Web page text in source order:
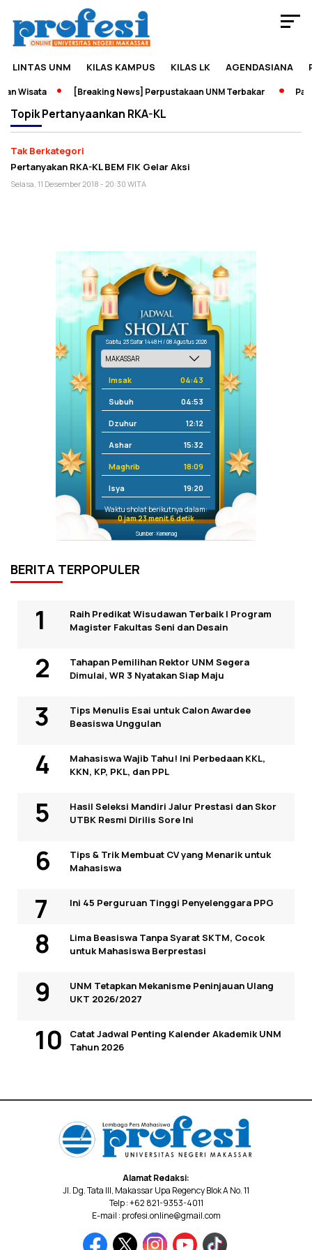
LINTAS UNM KILAS KAMPUS KILAS LK AGENDASIANA
Wisata [Breaking News] Perpustakaan UNM Terbakar
TopikPertanyaankan RKA-KL
Tak Berkategori
Pertanyakan RKA-KL BEM FIK Gelar Aksi
Selasa, 11 Desember 2018 - 20:30 WITA
Sabtu, 23 Safar 1448 H / 08 Agustus 2026
Imsak 04:43
Subuh 04:53
Dzuhur 12:12
Ashar 15:32
Maghrib 18:09
Isya 19:20
Waktu sholat berikutnya dalam:
0 jam 23 menit 6 detik
Sumber: Kemenag
BERITA TERPOPULER
Raih Predikat Wisudawan Terbaik I Program
Magister Fakultas Seni dan Desain
Tahapan Pemilihan Rektor UNM Segera
Dimulai, WR 3 Nyatakan Siap Maju
Tips Menulis Esai untuk Calon Awardee
Beasiswa Unggulan
Mahasiswa Wajib Tahu! Ini Perbedaan KKL,
KKN, KP, PKL, dan PPL
Hasil Seleksi Mandiri Jalur Prestasi dan Skor
UTBK Resmi Dirilis Sore Ini
Tips & Trik Membuat CV yang Menarik untuk
Mahasiswa
Ini 45 Perguruan Tinggi Penyelenggara PPG
Lima Beasiswa Tanpa Syarat SKTM, Cocok
untuk Mahasiswa Berprestasi
UNM Tetapkan Mekanisme Peninjauan Ulang
UKT 2026/2027
Catat Jadwal Penting Kalender Akademik UNM
Tahun 2026
Alamat Redaksi:
Jl. Dg. Tata III, Makassar Upa Regency Blok A No. 11
Telp : +62 821-9353-4011
E-mail : profesi.online@gmail.com